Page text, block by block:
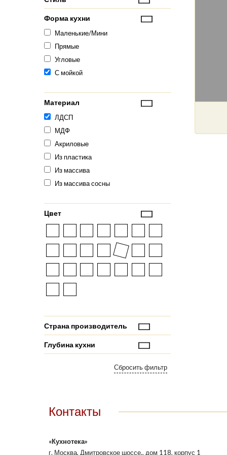
Форма кухни
Маленькие/Мини
Прямые
Угловые
С мойкой
Материал
ЛДСП
МДФ
Акриловые
Из пластика
Из массива
Из массива сосны
Цвет
Страна производитель
Глубина кухни
Контакты
«Кухнотека»
г. Москва, Дмитровское шоссе., дом 118, корпус 1